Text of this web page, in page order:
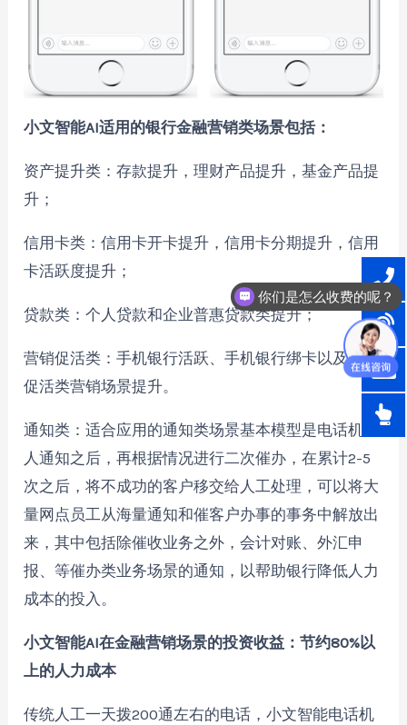
小文智能AI适用的银行金融营销类场景包括：
资产提升类：存款提升，理财产品提升，基金产品提
升；
信用卡类：信用卡开卡提升，信用卡分期提升，信用
卡活跃度提升；
贷款类：个人贷款和企业普惠贷款类提升；
营销促活类：手机银行活跃、手机银行绑卡以及各种
促活类营销场景提升。
通知类：适合应用的通知类场景基本模型是电话机器
人通知之后，再根据情况进行二次催办，在累计2-5
次之后，将不成功的客户移交给人工处理，可以将大
量网点员工从海量通知和催客户办事的事务中解放出
来，其中包括除催收业务之外，会计对账、外汇申
报、等催办类业务场景的通知，以帮助银行降低人力
成本的投入。
小文智能AI在金融营销场景的投资收益：节约80%以
上的人力成本
传统人工一天拨200通左右的电话，小文智能电话机
你们是怎么收费的呢？